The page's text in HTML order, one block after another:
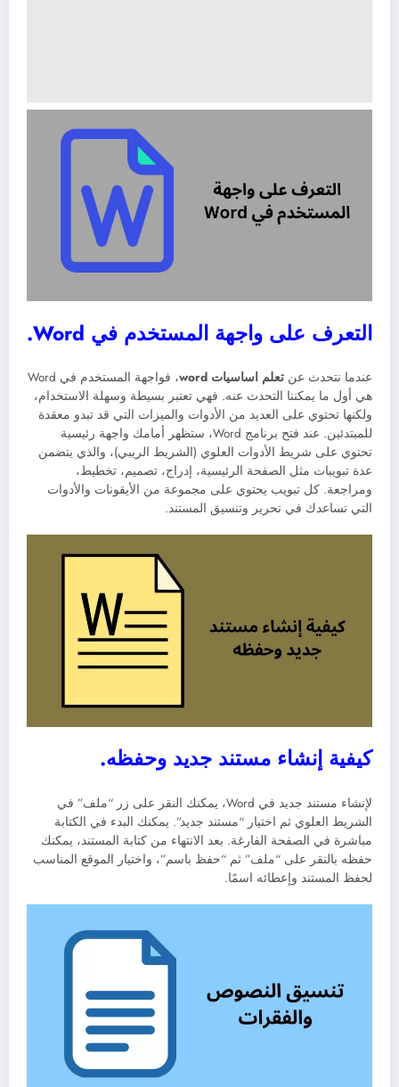
التعرف على واجهة المستخدم في Word.
عندما نتحدث عن تعلم اساسيات word
، فواجهة المستخدم في Word
هي أول ما يمكننا التحدث عنه. فهي تعتبر بسيطة وسهلة الاستخدام،
ولكنها تحتوي على العديد من الأدوات والميزات التي قد تبدو معقدة
للمبتدئين. عند فتح برنامج Word، ستظهر أمامك واجهة رئيسية
تحتوي على شريط الأدوات العلوي (الشريط الريبي)، والذي يتضمن
عدة تبويبات مثل الصفحة الرئيسية، إدراج، تصميم، تخطيط،
ومراجعة. كل تبويب يحتوي على مجموعة من الأيقونات والأدوات
التي تساعدك في تحرير وتنسيق المستند.
كيفية إنشاء مستند جديد وحفظه.
لإنشاء مستند جديد في Word، يمكنك النقر على زر “ملف” في
الشريط العلوي ثم اختيار “مستند جديد”. يمكنك البدء في الكتابة
مباشرة في الصفحة الفارغة. بعد الانتهاء من كتابة المستند، يمكنك
حفظه بالنقر على “ملف” ثم “حفظ باسم”، واختيار الموقع المناسب
لحفظ المستند وإعطائه اسمًا.